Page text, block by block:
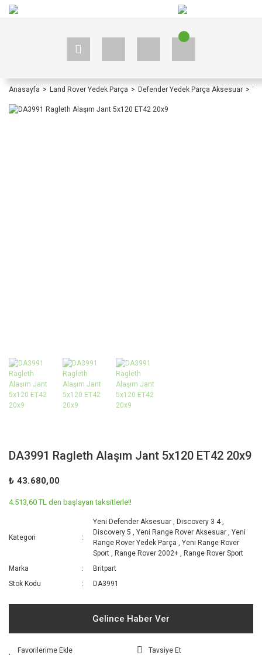
Anasayfa Land Rover Yedek Parça Defender Yedek Parça Aksesuar
DA3991 Ragleth Alaşım Jant 5x120 ET42 20x9
₺ 43.680,00
4.513,60 TL den başlayan taksitlerle!!
Kategori
Yeni Defender Aksesuar ,Discovery 3 4
Discovery 5
,Yeni Range Rover Aksesuar ,Yeni
Range Rover Yedek Parça
,Yeni Range Rover
Sport
,Range Rover 2002+ ,Range Rover Sport
Marka
Britpart
Stok Kodu
DA3991
Gelince Haber Ver
Tavsiye Et